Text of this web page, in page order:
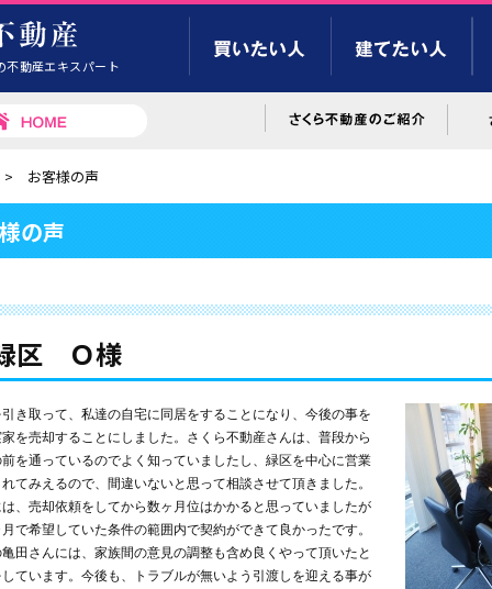
不動産エキスパート
> お客様の声
の声
区 Ｏ様
き取って、私達の自宅に同居をすることになり、今後の事を
を売却することにしました。さくら不動産さんは、普段から
前を通っているのでよく知っていましたし、緑区を中心に営業
てみえるので、間違いないと思って相談させて頂きました。
、売却依頼をしてから数ヶ月位はかかると思っていましたが
で希望していた条件の範囲内で契約ができて良かったです。
田さんには、家族間の意見の調整も含め良くやって頂いたと
ています。今後も、トラブルが無いよう引渡しを迎える事が